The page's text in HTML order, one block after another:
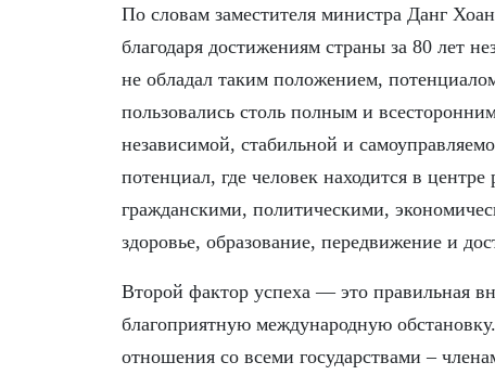
По словам заместителя министра Данг
благодаря достижениям страны за 80 лет
не обладал таким положением,
пользовались столь полным и
независимой, стабильной и
потенциал, где человек находится в
гражданскими, политическими,
здоровье, образование, передвижение и
Второй фактор успеха — это правильная
благоприятную международную
отношения со всеми государствами –